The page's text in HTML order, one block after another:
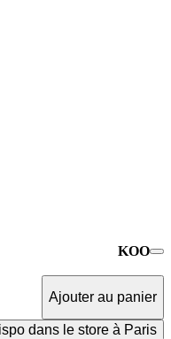
KOO
Ajouter au panier
dans le store à Paris